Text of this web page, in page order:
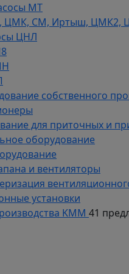
МТ
ЦМК, СМ, Иртыш, ЦМК2,
ЦНЛ
собственного
для приточных и
оборудование
и вентиляторы
установки
KMM 41